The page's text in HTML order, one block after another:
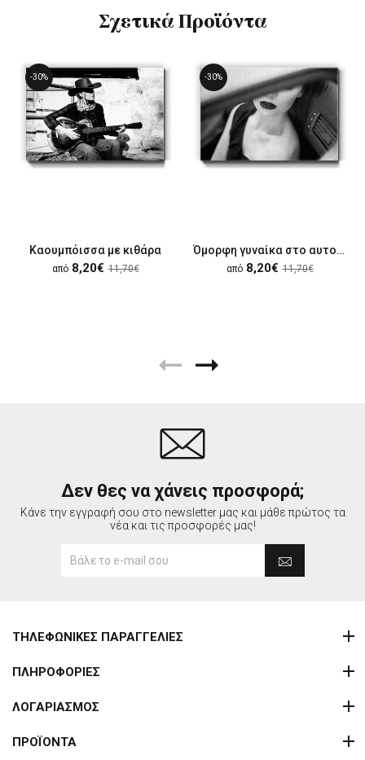
Σχετικά Προϊόντα
-30%
Καουμπόισσα με κιθάρα
από 8,20€ 11,70€
-30%
Όμορφη γυναίκα στο αυτοκίνητο
από 8,20€ 11,70€
Δεν θες να χάνεις προσφορά;
Κάνε την εγγραφή σου στο newsletter μας και μάθε πρώτος τα
νέα και τις προσφορές μας!
ΤΗΛΕΦΩΝΙΚΕΣ ΠΑΡΑΓΓΕΛΙΕΣ
ΠΛΗΡΟΦΟΡΙΕΣ
ΛΟΓΑΡΙΑΣΜΟΣ
ΠΡΟΪΟΝΤΑ